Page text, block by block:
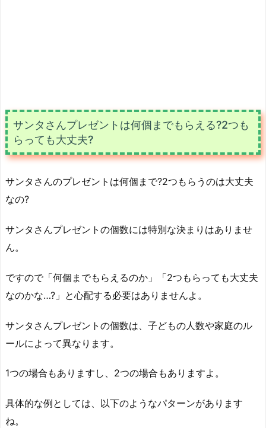
サンタさんプレゼントは何個までもらえる?2つも
らっても大丈夫?
サンタさんのプレゼントは何個まで?2つもらうのは大丈夫
なの?
サンタさんプレゼントの個数には特別な決まりはありませ
ん。
ですので「何個までもらえるのか」「2つもらっても大丈夫
なのかな…?」と心配する必要はありませんよ。
サンタさんプレゼントの個数は、子どもの人数や家庭のル
ールによって異なります。
1つの場合もありますし、2つの場合もありますよ。
具体的な例としては、以下のようなパターンがあります
ね。